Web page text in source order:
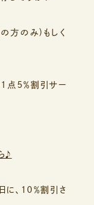
方のみ)もしく
1点5％割引サー
♪
に、10％割引さ